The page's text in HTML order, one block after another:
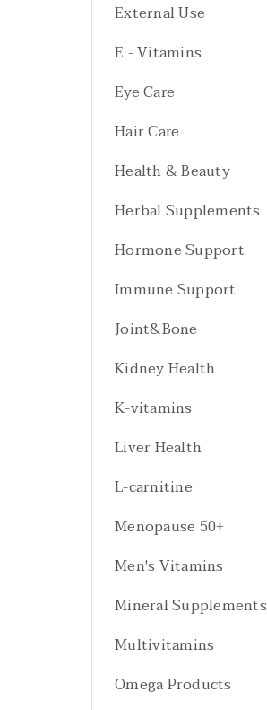
External Use
E - Vitamins
Eye Care
Hair Care
Health & Beauty
Herbal Supplements
Hormone Support
Immune Support
Joint&Bone
Kidney Health
K-vitamins
Liver Health
L-carnitine
Menopause 50+
Men's Vitamins
Mineral Supplements
Multivitamins
Omega Products